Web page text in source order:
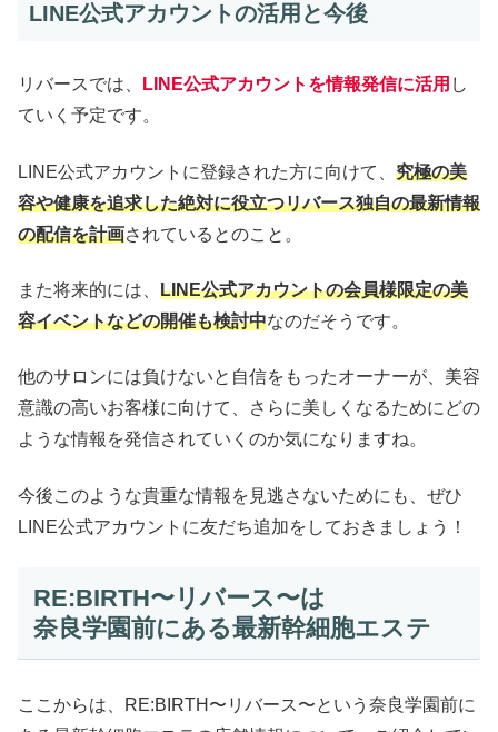
LINE公式アカウントの活用と今後
リバースでは、 LINE公式アカウントを情報発信に活用 し
ていく予定です。
LINE公式アカウントに登録された方に向けて、 究極の美
容や健康を追求した絶対に役立つリバース独自の最新情報
の配信を計画されているとのこと。
また将来的には、 LINE公式アカウントの会員様限定の美
容イベントなどの開催も検討中なのだそうです。
他のサロンには負けないと自信をもったオーナーが、美容
意識の高いお客様に向けて、さらに美しくなるためにどの
ような情報を発信されていくのか気になりますね。
今後このような貴重な情報を見逃さないためにも、ぜひ
LINE公式アカウントに友だち追加をしておきましょう！
RE:BIRTH〜リバース〜は
奈良学園前にある最新幹細胞エステ
ここからは、RE:BIRTH〜リバース〜という奈良学園前に